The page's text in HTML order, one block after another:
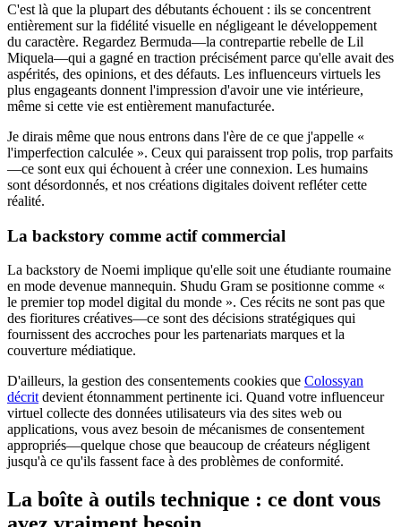
C'est là que la plupart des débutants échouent : ils se concentrent
entièrement sur la fidélité visuelle en négligeant le développement
du caractère. Regardez Bermuda—la contrepartie rebelle de Lil
Miquela—qui a gagné en traction précisément parce qu'elle avait des
aspérités, des opinions, et des défauts. Les influenceurs virtuels les
plus engageants donnent l'impression d'avoir une vie intérieure,
même si cette vie est entièrement manufacturée.
Je dirais même que nous entrons dans l'ère de ce que j'appelle «
l'imperfection calculée ». Ceux qui paraissent trop polis, trop parfaits
—ce sont eux qui échouent à créer une connexion. Les humains
sont désordonnés, et nos créations digitales doivent refléter cette
réalité.
La backstory comme actif commercial
La backstory de Noemi implique qu'elle soit une étudiante roumaine
en mode devenue mannequin. Shudu Gram se positionne comme «
le premier top model digital du monde ». Ces récits ne sont pas que
des fioritures créatives—ce sont des décisions stratégiques qui
fournissent des accroches pour les partenariats marques et la
couverture médiatique.
D'ailleurs, la gestion des consentements cookies que Colossyan
décrit devient étonnamment pertinente ici. Quand votre influenceur
virtuel collecte des données utilisateurs via des sites web ou
applications, vous avez besoin de mécanismes de consentement
appropriés—quelque chose que beaucoup de créateurs négligent
jusqu'à ce qu'ils fassent face à des problèmes de conformité.
La boîte à outils technique : ce dont vous